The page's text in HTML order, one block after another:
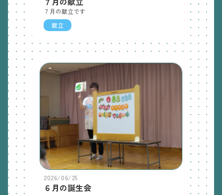
７月の献立です
献立
2026/06/25
６月の誕生会